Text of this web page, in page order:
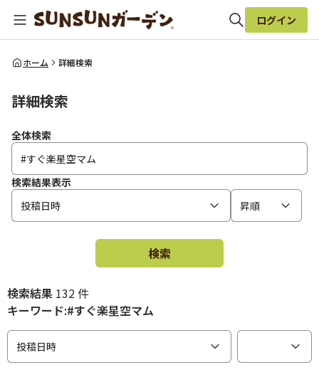
全体検索
ログイン
ホーム 詳細検索
詳細検索
全体検索
検索結果表示
投稿日時
昇順
検索
検索結果 132 件
キーワード:#すぐ楽星空マム
投稿日時